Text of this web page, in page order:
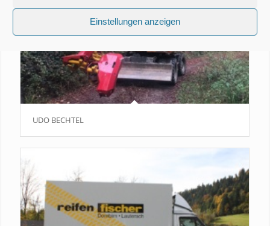
Einstellungen anzeigen
UDO BECHTEL